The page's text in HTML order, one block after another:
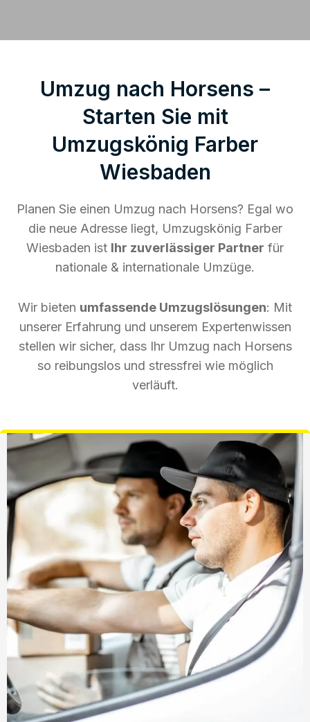
Umzug nach Horsens –
Starten Sie mit
Umzugskönig Farber
Wiesbaden
Planen Sie einen Umzug nach Horsens? Egal wo
die neue Adresse liegt, Umzugskönig Farber
Wiesbaden ist Ihr zuverlässiger Partner für
nationale & internationale Umzüge.
Wir bieten umfassende Umzugslösungen: Mit
unserer Erfahrung und unserem Expertenwissen
stellen wir sicher, dass Ihr Umzug nach Horsens
so reibungslos und stressfrei wie möglich
verläuft.